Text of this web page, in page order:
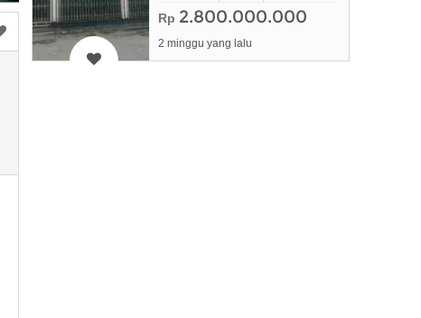
Rp 2.800.000.000
2 minggu yang lalu